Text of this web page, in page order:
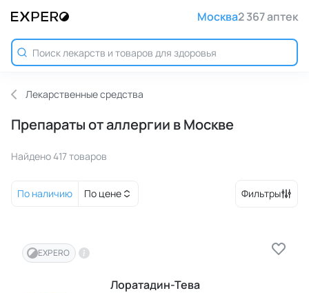
Москва2 367 аптек
Лекарственные средства
Препараты от аллергии в Москве
Найдено 417 товаров
По наличию По цене Фильтры
EXPERO
Лоратадин-Тева